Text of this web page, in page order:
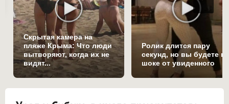
Скрытая камера на
пляже Крыма: Что люди
вытворяют, когда их не
видят...
Ролик длится пару
секунд, но вы будете в
шоке от увиденного